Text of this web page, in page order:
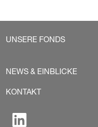
UNSERE FONDS
NEWS & EINBLICKE
KONTAKT